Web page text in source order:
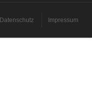
Datenschutz Impressum